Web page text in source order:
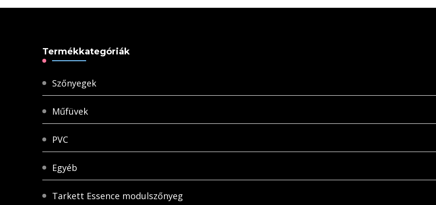
Termékkategóriák
Szőnyegek
Műfüvek
PVC
Egyéb
Tarkett Essence modulszőnyeg